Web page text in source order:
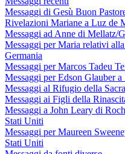
Messaggi di Gesù Buon
Rivelazioni Mariane a Luz de
Messaggi ad Anne di Mellatz/
Messaggi per Maria relativi
Germania
Messaggi per Marcos Tadeu
Messaggi per Edson Glauber
Messaggi al Rifugio della
Messaggi ai Figli della
Messaggi a John Leary di
Stati Uniti
Messaggi per Maureen
Stati Uniti